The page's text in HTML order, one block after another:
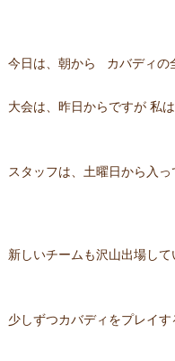
今日は、朝から カバディの
大会は、昨日からですが 私
スタッフは、土曜日から入っ
新しいチームも沢山出場して
少しずつカバディをプレイす